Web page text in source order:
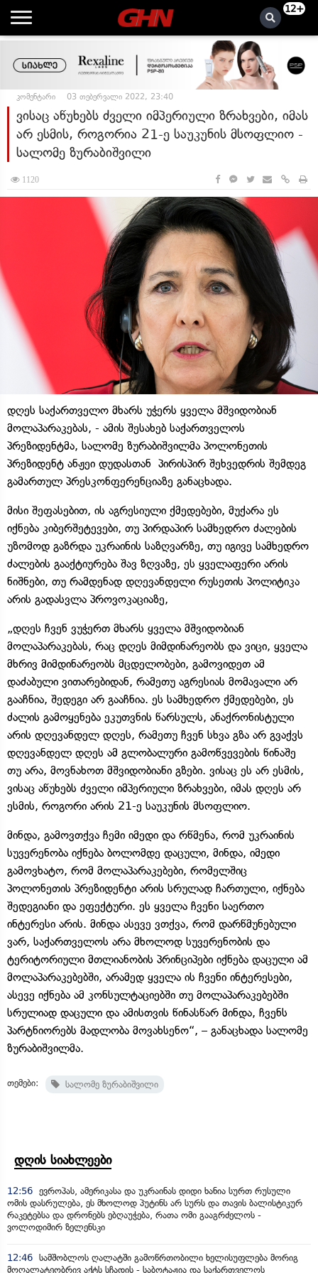
12+
კომენტარი 03 თებერვალი 2022, 23:40
ვისაც აწუხებს ძველი იმპერიული ზრახვები, იმას
არ ესმის, როგორია 21-ე საუკუნის მსოფლიო -
სალომე ზურაბიშვილი
1120
დღეს საქართველო მხარს უჭერს ყველა მშვიდობიან
მოლაპარაკებას, - ამის შესახებ საქართველოს
პრეზიდენტმა, სალომე ზურაბიშვილმა პოლონეთის
პრეზიდენტ ანჟეი დუდასთან პირისპირ შეხვედრის შემდეგ
გამართულ პრესკონფერენციაზე განაცხადა.
მისი შეფასებით, ის აგრესიული ქმედებები, მუქარა ეს
იქნება კიბერშეტევები, თუ პირდაპირ სამხედრო ძალების
უზომოდ გაზრდა უკრაინის საზღვარზე, თუ იგივე სამხედრო
ძალების გააქტიურება შავ ზღვაზე, ეს ყველაფერი არის
ნიშნები, თუ რამდენად დღევანდელი რუსეთის პოლიტიკა
არის გადასვლა პროვოკაციაზე,
„დღეს ჩვენ ვუჭერთ მხარს ყველა მშვიდობიან
მოლაპარაკებას, რაც დღეს მიმდინარეობს და ვიცი, ყველა
მხრივ მიმდინარეობს მცდელობები, გამოვიდეთ ამ
დაძაბული ვითარებიდან, რამეთუ აგრესიას მომავალი არ
გააჩნია, შედეგი არ გააჩნია. ეს სამხედრო ქმედებები, ეს
ძალის გამოყენება ეკუთვნის წარსულს, ანაქრონისტული
არის დღევანდელ დღეს, რამეთუ ჩვენ სხვა გზა არ გვაქვს
დღევანდელ დღეს ამ გლობალური გამოწვევების წინაშე
თუ არა, მოვნახოთ მშვიდობიანი გზები. ვისაც ეს არ ესმის,
ვისაც აწუხებს ძველი იმპერიული ზრახვები, იმას დღეს არ
ესმის, როგორი არის 21-ე საუკუნის მსოფლიო.
მინდა, გამოვთქვა ჩემი იმედი და რწმენა, რომ უკრაინის
სუვერენობა იქნება ბოლომდე დაცული, მინდა, იმედი
გამოვხატო, რომ მოლაპარაკებები, რომელშიც
პოლონეთის პრეზიდენტი არის სრულად ჩართული, იქნება
შედეგიანი და ეფექტური. ეს ყველა ჩვენი საერთო
ინტერესი არის. მინდა ასევე ვთქვა, რომ დარწმუნებული
ვარ, საქართველოს არა მხოლოდ სუვერენობის და
ტერიტორიული მთლიანობის პრინციპები იქნება დაცული ამ
მოლაპარაკებებში, არამედ ყველა ის ჩვენი ინტერესები,
ასევე იქნება ამ კონსულტაციებში თუ მოლაპარაკებებში
სრულიად დაცული და ამისთვის წინასწარ მინდა, ჩვენს
პარტნიორებს მადლობა მოვახსენო“, – განაცხადა სალომე
ზურაბიშვილმა.
თემები: სალომე ზურაბიშვილი
დღის სიახლეები
12:56 ევროპას, ამერიკასა და უკრაინას დიდი ხანია სურთ რუსული
ომის დასრულება, ეს მხოლოდ პუტინს არ სურს და თავის ბალისტიკურ
რაკეტებსა და დრონებს ებღაუჭება, რათა ომი გააგრძელოს -
ვოლოდიმირ ზელენსკი
12:46 სამშობლოს ღალატში გამოწრთობილი ხელისუფლება მორიგ
მოღალატეობრივ აქტს სჩადის - საბოტაჟია და საქართველოს